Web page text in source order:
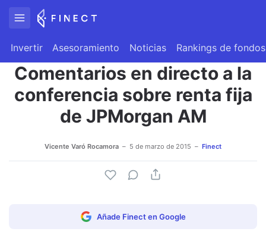
Invertir Asesoramiento Noticias Rankings de fondos
Comentarios en directo a la
conferencia sobre renta fija
de JPMorgan AM
Vicente Varó Rocamora 5 de marzo de 2015 Finect
Añade Finect en Google